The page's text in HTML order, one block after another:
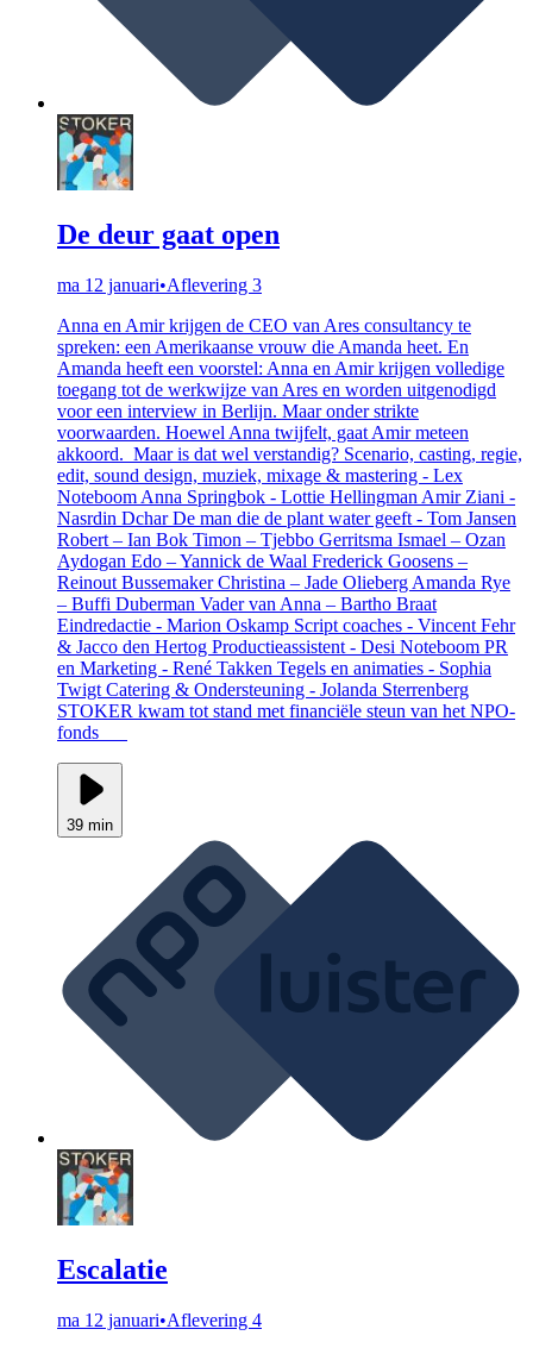
De deur gaat open
ma 12 januari•Aflevering 3
Anna en Amir krijgen de CEO van Ares consultancy te
spreken: een Amerikaanse vrouw die Amanda heet. En
Amanda heeft een voorstel: Anna en Amir krijgen volledige
toegang tot de werkwijze van Ares en worden uitgenodigd
voor een interview in Berlijn. Maar onder strikte
voorwaarden. Hoewel Anna twijfelt, gaat Amir meteen
akkoord. Maar is dat wel verstandig? Scenario, casting, regie,
edit, sound design, muziek, mixage & mastering - Lex
Noteboom Anna Springbok - Lottie Hellingman Amir Ziani -
Nasrdin Dchar De man die de plant water geeft - Tom Jansen
Robert – Ian Bok Timon – Tjebbo Gerritsma Ismael – Ozan
Aydogan Edo – Yannick de Waal Frederick Goosens –
Reinout Bussemaker Christina – Jade Olieberg Amanda Rye
– Buffi Duberman Vader van Anna – Bartho Braat
Eindredactie - Marion Oskamp Script coaches - Vincent Fehr
& Jacco den Hertog Productieassistent - Desi Noteboom PR
en Marketing - René Takken Tegels en animaties - Sophia
Twigt Catering & Ondersteuning - Jolanda Sterrenberg
STOKER kwam tot stand met financiële steun van het NPO-
fonds
39 min
Escalatie
ma 12 januari•Aflevering 4